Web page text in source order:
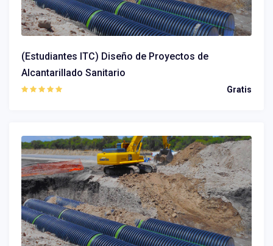
(Estudiantes ITC) Diseño de Proyectos de
Alcantarillado Sanitario
Gratis